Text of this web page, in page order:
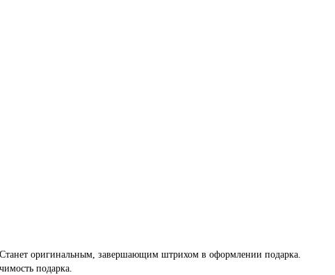
оригинальным, завершающим штрихом в оформлении подарка.
подарка.